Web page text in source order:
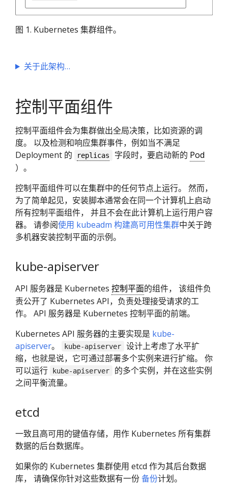
图 1. Kubernetes 集群组件。
关于此架构
控制平面组件
控制平面组件会为集群做出全局决策，比如资源的调
度。 以及检测和响应集群事件，例如当不满足
Deployment 的
replicas 字段时，要启动新的 Pod
）。
控制平面组件可以在集群中的任何节点上运行。 然而，
为了简单起见，安装脚本通常会在同一个计算机上启动
所有控制平面组件， 并且不会在此计算机上运行用户容
器。 请参阅使用 kubeadm 构建高可用性集群中关于跨
多机器安装控制平面的示例。
kube-apiserver
API 服务器是 Kubernetes 控制平面的组件， 该组件负
责公开了 Kubernetes API，负责处理接受请求的工
作。 API 服务器是 Kubernetes 控制平面的前端。
Kubernetes API 服务器的主要实现是 kube-
apiserver。 kube-apiserver
设计上考虑了水平扩
缩，也就是说，它可通过部署多个实例来进行扩缩。 你
可以运行
kube-apiserver
的多个实例，并在这些实例
之间平衡流量。
etcd
一致且高可用的键值存储，用作 Kubernetes 所有集群
数据的后台数据库。
如果你的 Kubernetes 集群使用 etcd 作为其后台数据
库， 请确保你针对这些数据有一份备份计划。